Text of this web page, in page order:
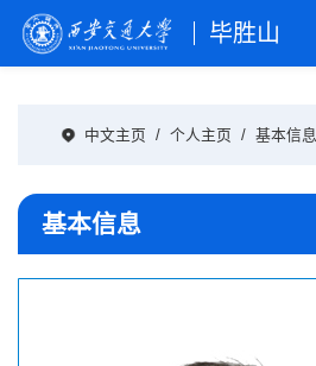
毕胜山
中文主页 / 个人主页 / 基本信息
基本信息